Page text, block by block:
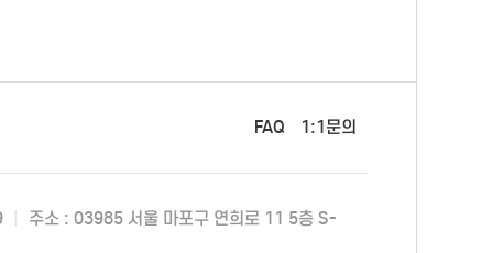
FAQ 1:1문의
주소 : 03985 서울 마포구 연희로 11 5층 S-